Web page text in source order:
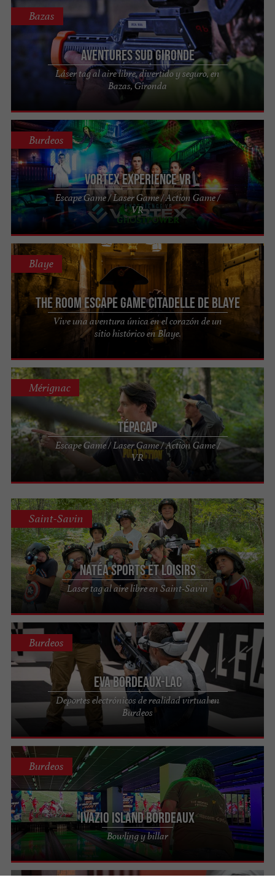
Aventures Sud Gironde
Láser tag al aire libre, divertido y seguro, en
Bazas, Gironda
Bazas
VORTEX EXPERIENCE VR
Escape Game / Laser Game / Action Game /
VR
Burdeos
The Room Escape Game Citadelle de Blaye
Vive una aventura única en el corazón de un
sitio histórico en Blaye.
Blaye
Tépacap
Escape Game / Laser Game / Action Game /
VR
Mérignac
Natéa sports et loisirs
Laser tag al aire libre en Saint-Savin
Saint-Savin
EVA Bordeaux-Lac
Deportes electrónicos de realidad virtual en
Burdeos
Burdeos
Ivazio Island Bordeaux
Bowling y billar
Burdeos